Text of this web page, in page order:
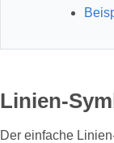
Linien-
Der einfache